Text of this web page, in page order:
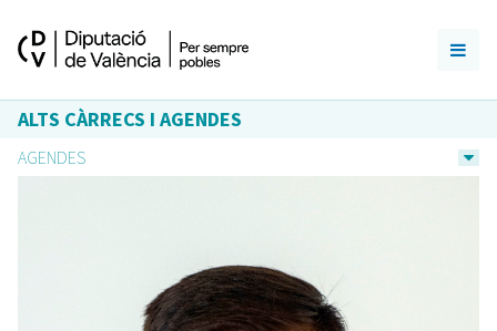
ALTS CÀRRECS I AGENDES
AGENDES